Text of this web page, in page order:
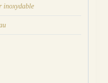
inoxydable